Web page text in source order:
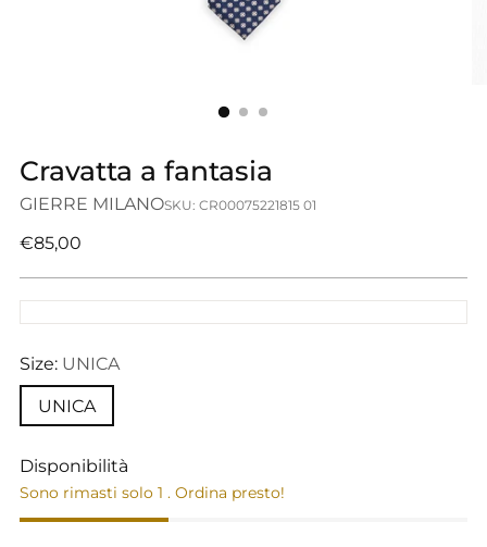
Cravatta a fantasia
GIERRE MILANOSKU: CR00075221815 01
Prezzo
€85,00
Size: UNICA
UNICA
Disponibilità
Sono rimasti solo 1 . Ordina presto!